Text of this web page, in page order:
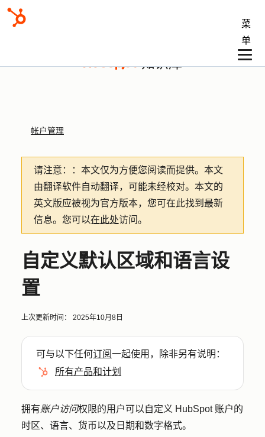
菜
单
知识库
帐户管理
请注意： ：本文仅为方便您阅读而提供。 本文
由翻译软件自动翻译，可能未经校对。本文的
英文版应被视为官方版本，您可在此找到最新
信息。您可以在此处访问。
自定义默认区域和语言设
置
上次更新时间： 2025年10月8日
可与以下任何订阅一起使用，除非另有说明：
所有产品和计划
拥有账户访问权限的用户可以自定义 HubSpot 账户的
时区、语言、货币以及日期和数字格式。